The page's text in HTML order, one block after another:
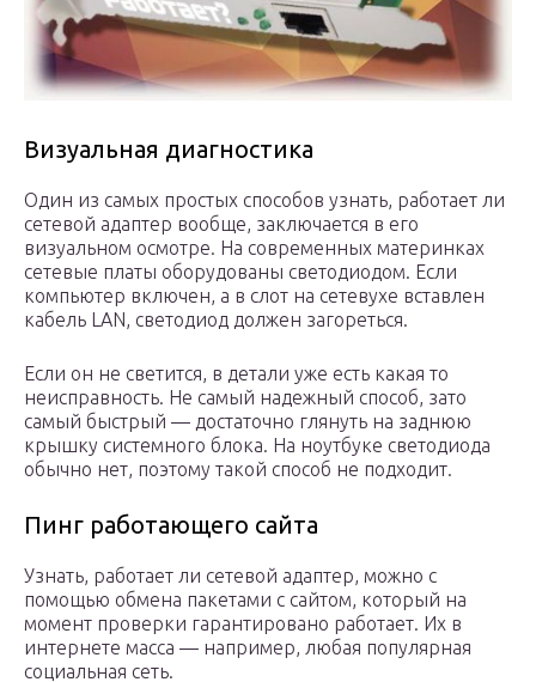
Визуальная диагностика
Один из самых простых способов узнать, работает ли
сетевой адаптер вообще, заключается в его
визуальном осмотре. На современных материнках
сетевые платы оборудованы светодиодом. Если
компьютер включен, а в слот на сетевухе вставлен
кабель LAN, светодиод должен загореться.
Если он не светится, в детали уже есть какая то
неисправность. Не самый надежный способ, зато
самый быстрый — достаточно глянуть на заднюю
крышку системного блока. На ноутбуке светодиода
обычно нет, поэтому такой способ не подходит.
Пинг работающего сайта
Узнать, работает ли сетевой адаптер, можно с
помощью обмена пакетами с сайтом, который на
момент проверки гарантировано работает. Их в
интернете масса — например, любая популярная
социальная сеть.